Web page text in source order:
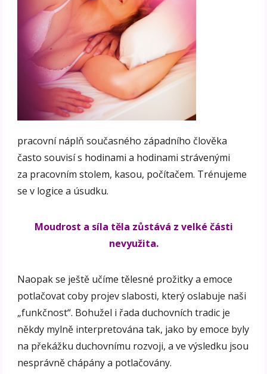
pracovní náplň současného západního člověka
často souvisí s hodinami a hodinami strávenými
za pracovním stolem, kasou, počítačem. Trénujeme
se v logice a úsudku.
Moudrost a síla těla zůstává z velké části
nevyužita.
Naopak se ještě učíme tělesné prožitky a emoce
potlačovat coby projev slabosti, který oslabuje naši
„funkčnost“. Bohužel i řada duchovních tradic je
někdy mylně interpretována tak, jako by emoce byly
na překážku duchovnímu rozvoji, a ve výsledku jsou
nesprávně chápány a potlačovány.